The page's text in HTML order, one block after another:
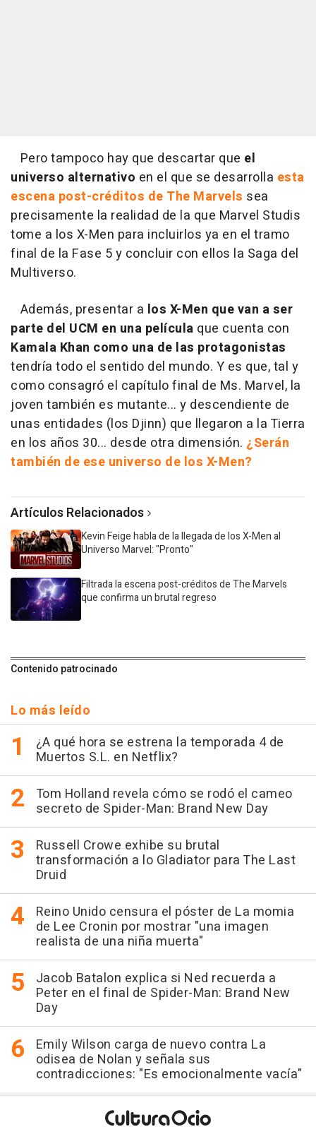
Pero tampoco hay que descartar que el
universo alternativo en el que se desarrolla esta
escena post-créditos de The Marvels sea
precisamente la realidad de la que Marvel Studis
tome a los X-Men para incluirlos ya en el tramo
final de la Fase 5 y concluir con ellos la Saga del
Multiverso.
Además, presentar a los X-Men que van a ser
parte del UCM en una película que cuenta con
Kamala Khan como una de las protagonistas
tendría todo el sentido del mundo. Y es que, tal y
como consagró el capítulo final de Ms. Marvel, la
joven también es mutante... y descendiente de
unas entidades (los Djinn) que llegaron a la Tierra
en los años 30... desde otra dimensión. ¿Serán
también de ese universo de los X-Men?
Artículos Relacionados
Kevin Feige habla de la llegada de los X-Men al
Universo Marvel: "Pronto"
Filtrada la escena post-créditos de The Marvels
que confirma un brutal regreso
Contenido patrocinado
Lo más leído
¿A qué hora se estrena la temporada 4 de
Muertos S.L. en Netflix?
Tom Holland revela cómo se rodó el cameo
secreto de Spider-Man: Brand New Day
Russell Crowe exhibe su brutal
transformación a lo Gladiator para The Last
Druid
Reino Unido censura el póster de La momia
de Lee Cronin por mostrar "una imagen
realista de una niña muerta"
Jacob Batalon explica si Ned recuerda a
Peter en el final de Spider-Man: Brand New
Day
Emily Wilson carga de nuevo contra La
odisea de Nolan y señala sus
contradicciones: "Es emocionalmente vacía"